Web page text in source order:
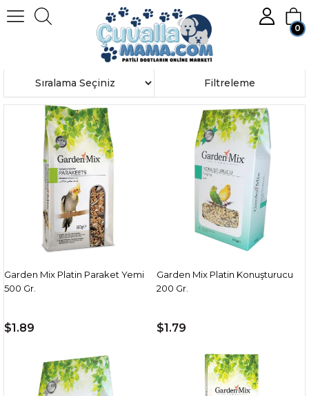
Üye Girişi
0
Kuş Yemleri
Filtreleme
Sıralama
Garden Mix Platin Paraket Yemi
500 Gr.
$1.89
Garden Mix Platin Konuşturucu
200 Gr.
$1.79